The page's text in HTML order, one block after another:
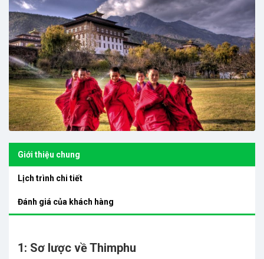
Giới thiệu chung
Lịch trình chi tiết
Đánh giá của khách hàng
1: Sơ lược về Thimphu